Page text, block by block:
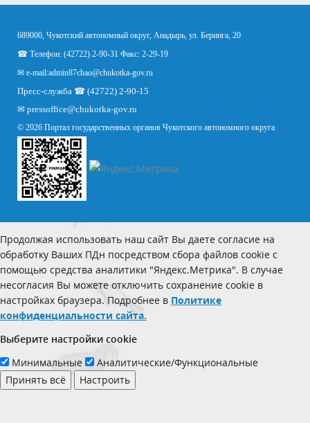
689000, Чукотский автономный округ, Анадырь, ул. Беринга, 20
☎ Телефон: (42722) 2-90-31 Факс: 2-29-19
✉ e-mail:admin87chao@chukotka-gov.ru
Пресс-служба ☎ (42722) 2-90-15
✉ pressoffice@chukotka-gov.ru
© 2026 Портал государственных органов Чукотского автономного округа
Продолжая использовать наш сайт Вы даете согласие на
обработку Ваших ПДн посредством сбора файлов cookie с
помощью средства аналитики "Яндекс.Метрика". В случае
несогласия Вы можете отключить сохранение cookie в
настройках браузера. Подробнее в Политике
конфиденциальности сайта.
Выберите настройки cookie
Минимальные
Аналитические/Функциональные
Принять всё
Настроить